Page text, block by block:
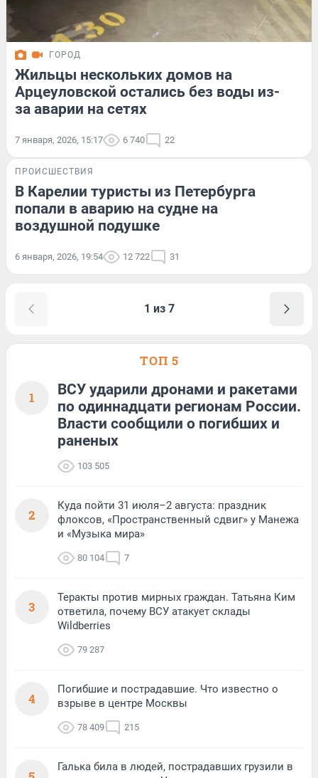
ГОРОД
Жильцы нескольких домов на
Арцеуловской остались без воды из-
за аварии на сетях
7 января, 2026, 15:17 6 740 22
ПРОИСШЕСТВИЯ
В Карелии туристы из Петербурга
попали в аварию на судне на
воздушной подушке
6 января, 2026, 19:54 12 722 31
1 из 7
ТОП 5
1
ВСУ ударили дронами и ракетами
по одиннадцати регионам России.
Власти сообщили о погибших и
раненых
103 505
2
Куда пойти 31 июля–2 августа: праздник
флоксов, «Пространственный сдвиг» у Манежа
и «Музыка мира»
80 104 7
3
Теракты против мирных граждан. Татьяна Ким
ответила, почему ВСУ атакует склады
Wildberries
79 287
4
Погибшие и пострадавшие. Что известно о
взрыве в центре Москвы
78 409 215
Галька била в людей, пострадавших грузили в